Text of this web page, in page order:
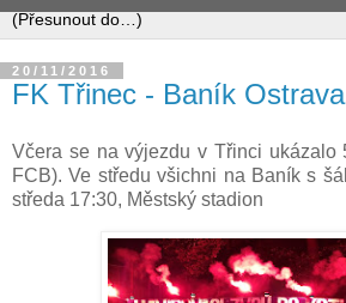
20/11/2016
FK Třinec - Baník
Včera se na výjezdu v Třinci ukázalo
FCB). Ve středu všichni na Baník s
středa 17:30, Městský stadion